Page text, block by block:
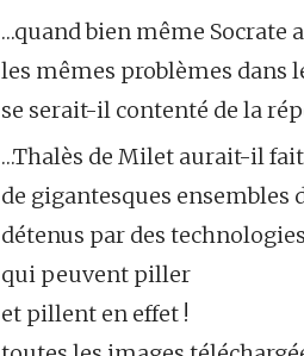
…quand bien même Socrate
les mêmes problèmes dans
se serait-il contenté de la
…Thalès de Milet aurait-il
de gigantesques ensembles
détenus par des
qui peuvent piller
et pillent en effet !